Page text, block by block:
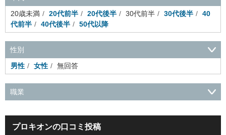
20歳未満
20代前半 20代後半 30代前半 30代後半
40
代前半
40代後半 50代以降
性別
男性
女性 無回答
職業
品
アミューズメント・エンターテイメント・ゲーム関連
プロキオンの口コミ投稿